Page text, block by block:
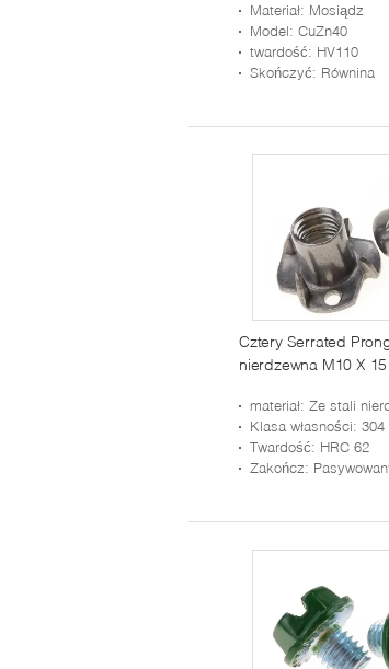
Materiał: Mosiądz
Model: CuZn40
twardość: HV110
Skończyć: Równina
Cztery Serrated
nierdzewna M10 X
materiał: Ze stali
Klasa własności: 304
Twardość: HRC 62
Zakończ: